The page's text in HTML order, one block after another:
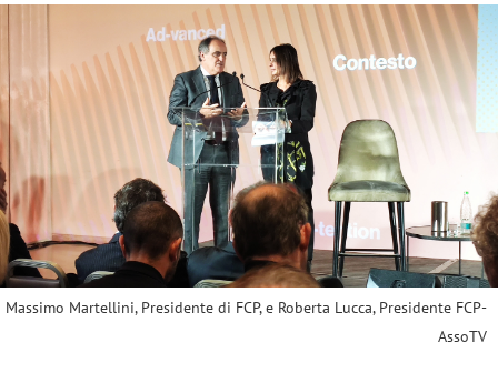
Massimo Martellini, Presidente di FCP, e Roberta Lucca, Presidente FCP-
AssoTV